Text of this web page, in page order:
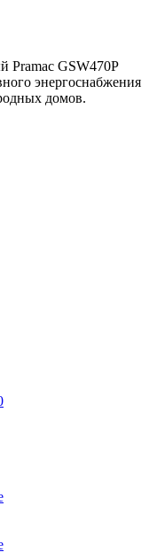
Pramac GSW470P
энергоснабжения
домов.